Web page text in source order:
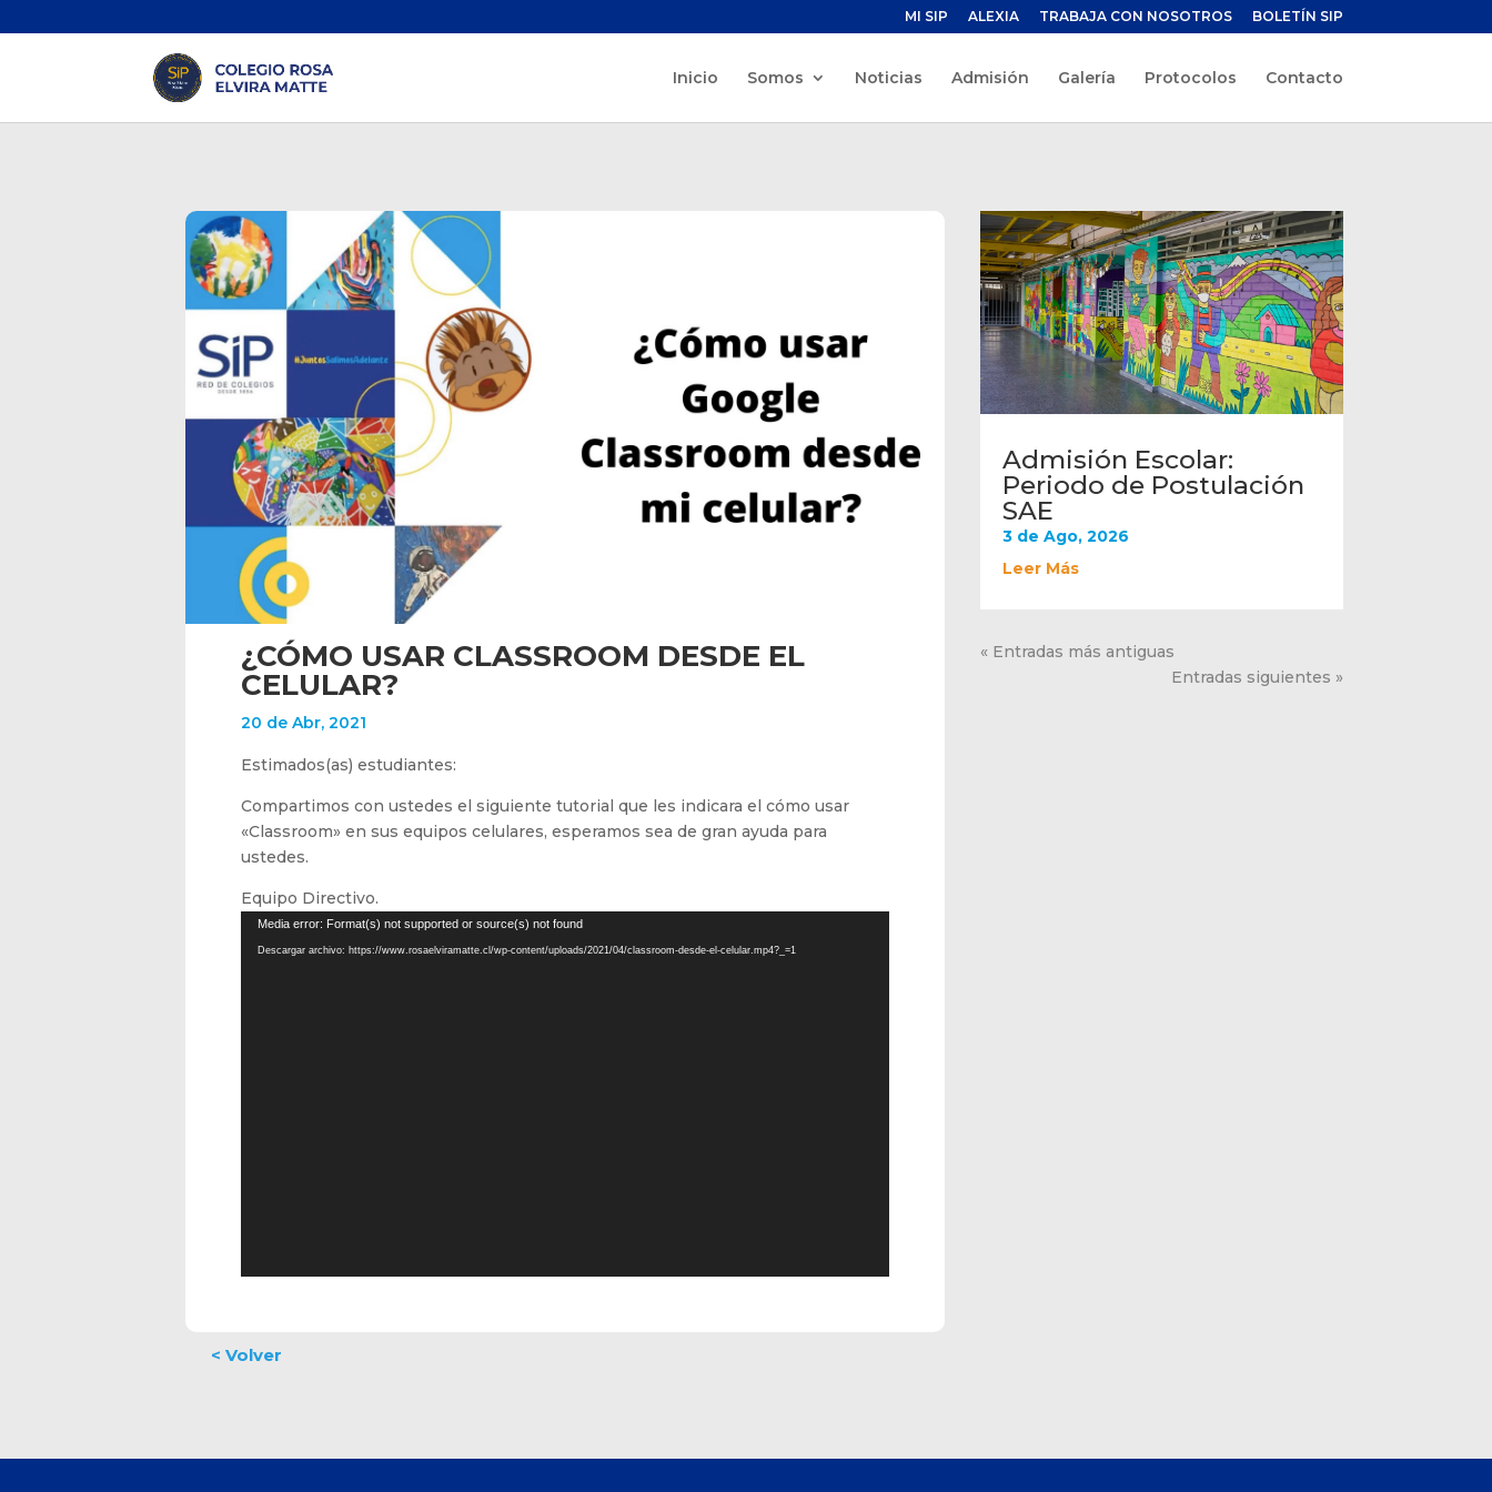
MI SIP ALEXIA TRABAJA CON NOSOTROS BOLETÍN SIP
Inicio Somos Noticias Admisión Galería Protocolos Contacto
Admisión Escolar:
Periodo de Postulación
SAE
3 de Ago, 2026
Leer Más
« Entradas más antiguas
Entradas siguientes »
¿CÓMO USAR CLASSROOM DESDE EL
CELULAR?
20 de Abr, 2021
Estimados(as) estudiantes:
Compartimos con ustedes el siguiente tutorial que les indicara el cómo usar
«Classroom» en sus equipos celulares, esperamos sea de gran ayuda para
ustedes.
Equipo Directivo.
Reproductor
de
Media error: Format(s) not supported or source(s) not found
Descargar archivo: https://www.rosaelviramatte.cl/wp-content/uploads/2021/04/classroom-desde-el-celular.mp4?_=1